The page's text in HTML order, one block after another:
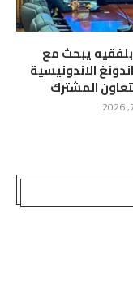
يبحث مع
الاندونيسية
المشترك